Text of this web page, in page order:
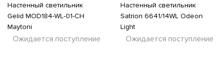
Настенный светильник
Gelid MOD184-WL-01-CH
Maytoni
Ожидается поступление
Настенный светильник
Satrion 6641/14WL Odeon
Light
Ожидается поступление